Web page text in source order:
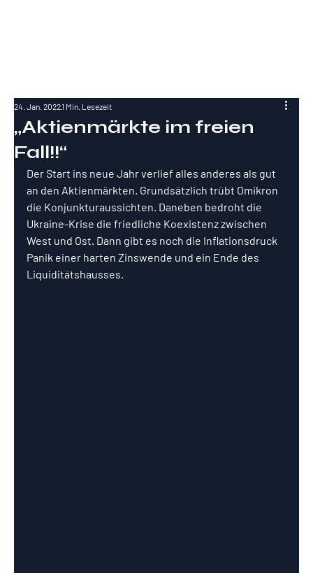
„Aktienmärkte im freien
Fall!!“
24. Jan. 20221 Min. Lesezeit
Der Start ins neue Jahr verlief alles anderes als gut
an den Aktienmärkten. Grundsätzlich trübt Omikron
die Konjunkturaussichten. Daneben bedroht die
Ukraine-Krise die friedliche Koexistenz zwischen
West und Ost. Dann gibt es noch die Inflationsdruck
Panik einer harten Zinswende und ein Ende des
Liquiditätshausses.